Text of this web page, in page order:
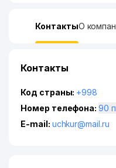
КонтактыО
Контакты
Код страны: +998
Номер телефона:
E-mail: uchkur@mail.ru